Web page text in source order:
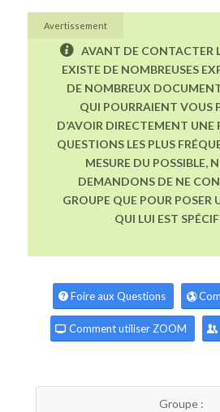
Avertissement
AVANT DE CONTACTER
EXISTE DE NOMBREUSES
DE NOMBREUX
QUI POURRAIENT VOUS
D’AVOIR DIRECTEMENT UNE
QUESTIONS LES PLUS
MESURE DU POSSIBLE,
DEMANDONS DE NE
GROUPE QUE POUR POSER
QUI LUI EST
Foire aux Questions
Comment utiliser ZOOM
Groupe :